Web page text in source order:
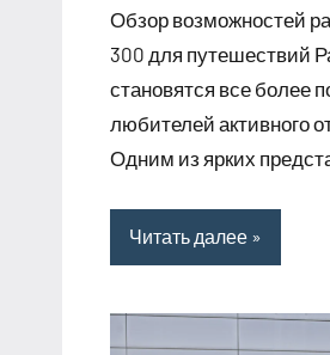
Обзор возможностей
300 для путешествий
становятся все более
любителей активного
Одним из ярких
Читать далее